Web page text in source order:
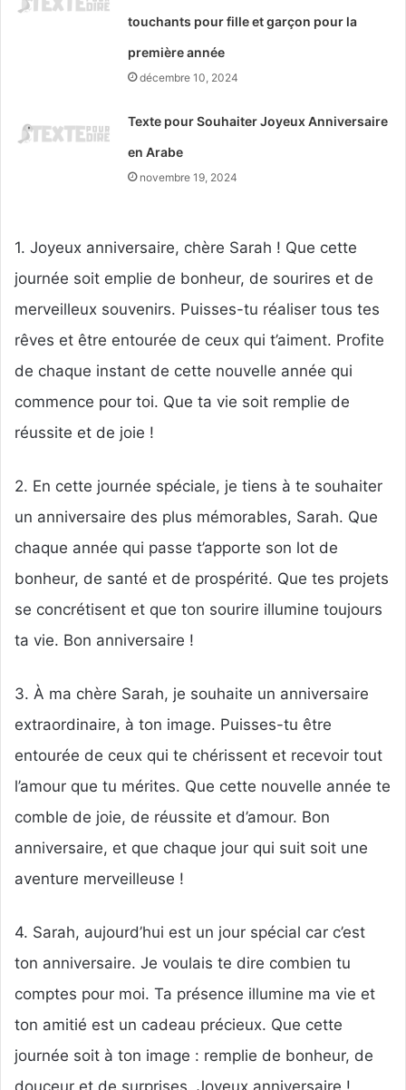
touchants pour fille et garçon pour la
première année
décembre 10, 2024
Texte pour Souhaiter Joyeux Anniversaire
en Arabe
novembre 19, 2024
1. Joyeux anniversaire, chère Sarah ! Que cette
journée soit emplie de bonheur, de sourires et de
merveilleux souvenirs. Puisses-tu réaliser tous tes
rêves et être entourée de ceux qui t’aiment. Profite
de chaque instant de cette nouvelle année qui
commence pour toi. Que ta vie soit remplie de
réussite et de joie !
2. En cette journée spéciale, je tiens à te souhaiter
un anniversaire des plus mémorables, Sarah. Que
chaque année qui passe t’apporte son lot de
bonheur, de santé et de prospérité. Que tes projets
se concrétisent et que ton sourire illumine toujours
ta vie. Bon anniversaire !
3. À ma chère Sarah, je souhaite un anniversaire
extraordinaire, à ton image. Puisses-tu être
entourée de ceux qui te chérissent et recevoir tout
l’amour que tu mérites. Que cette nouvelle année te
comble de joie, de réussite et d’amour. Bon
anniversaire, et que chaque jour qui suit soit une
aventure merveilleuse !
4. Sarah, aujourd’hui est un jour spécial car c’est
ton anniversaire. Je voulais te dire combien tu
comptes pour moi. Ta présence illumine ma vie et
ton amitié est un cadeau précieux. Que cette
journée soit à ton image : remplie de bonheur, de